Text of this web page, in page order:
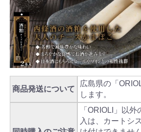
商品発送について
広島県の「
します。
「ORIOLI」以
入は、カートシ